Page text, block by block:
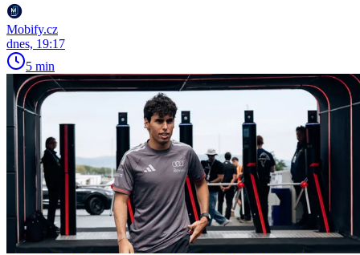
Mobify.cz
dnes, 19:17
5 min